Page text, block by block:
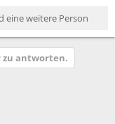
eine weitere Person
zu antworten.